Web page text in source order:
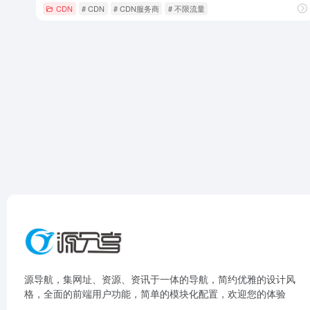
CDN # CDN # CDN服务商 # 不限流量
源导航，集网址、资源、资讯于一体的导航，简约优雅的设计风
格，全面的前端用户功能，简单的模块化配置，欢迎您的体验